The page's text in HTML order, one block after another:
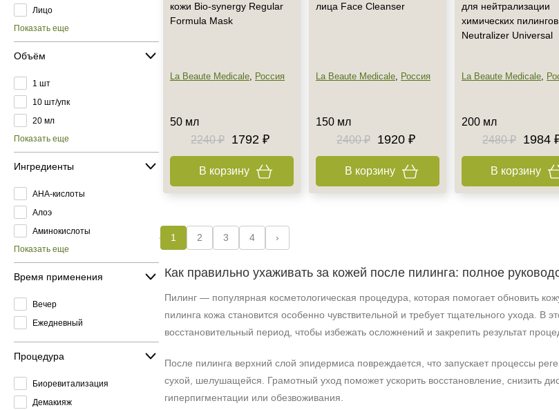
Лицо
Показать еще
Объём
1 шт
10 шт/упк
20 мл
Показать еще
Ингредиенты
AHA-кислоты
Алоэ
Аминокислоты
Показать еще
Время применения
Вечер
Ежедневный
Процедура
Биоревитализация
Демакияж
кожи Bio-synergy Regular
Formula Mask
La Beaute Medicale, Россия
50 мл
2240 ₽
1792 ₽
В корзину
лица Face Cleanser
La Beaute Medicale, Россия
150 мл
2400 ₽
1920 ₽
В корзину
для нейтрализации
химических пилингов
Neutralizer Universal
La Beaute Medicale,
200 мл
2480 ₽
1984
В корзину
1 2 3 4 ›
Как правильно ухаживать за кожей после пилинга: полное
Пилинг — популярная косметологическая процедура, которая помогает обновить
пилинга кожа становится особенно чувствительной и требует тщательного ухода. В
восстановительный период, чтобы избежать осложнений и закрепить результат
После пилинга верхний слой эпидермиса повреждается, что запускает процессы
сухой, шелушащейся. Грамотный уход поможет ускорить восстановление, снизить
гиперпигментации или обезвоживания.
Не показывать предложение о консультации